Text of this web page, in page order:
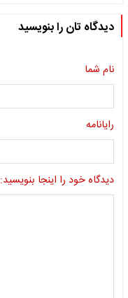
دیدگاه تان را بنویسید
نام شما
رایانامه
دیدگاه خود را اینجا بنویسید: